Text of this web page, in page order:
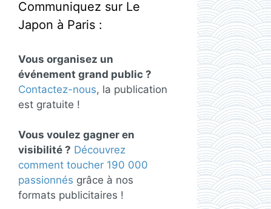
Communiquez sur Le
Japon à Paris :
Vous organisez un
événement grand public ?
Contactez-nous, la publication
est gratuite !
Vous voulez gagner en
visibilité ? Découvrez
comment toucher 190 000
passionnés grâce à nos
formats publicitaires !